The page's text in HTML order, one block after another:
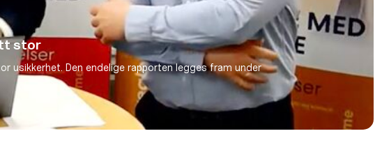
stor
usikkerhet. Den endelige rapporten legges fram under